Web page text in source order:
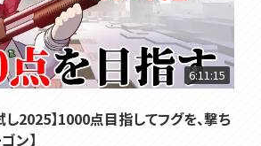
6:11:15
し2025】1000点目指してフグを、撃ち
ン】